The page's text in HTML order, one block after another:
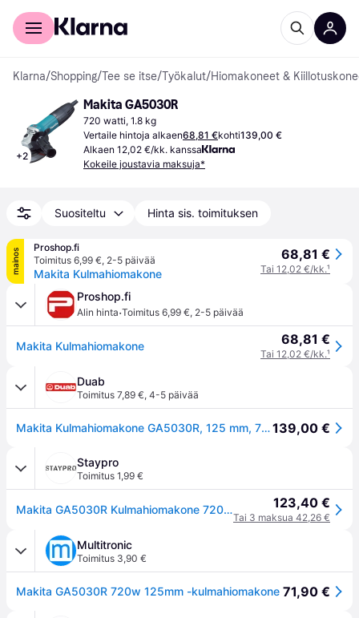
Kuluttajille
Klarna/Shopping/Tee se itse/Työkalut/Hiomakoneet &
+2
Makita GA5030R
720 watti, 1.8 kg
Vertaile hintoja alkaen68,81 €kohti139,00 €
Alkaen 12,02 €/kk. kanssa
Kokeile joustavia maksuja*
Suositeltu Hinta sis. toimituksen
mainos
Proshop.fi
Toimitus 6,99 €, 2-5 päivää
Makita Kulmahiomakone
68,81 €
Tai 12,02 €/kk.¹
Proshop.fi
Alin hinta·Toimitus 6,99 €, 2-5 päivää
Makita Kulmahiomakone 68,81 €
Tai 12,02 €/kk.¹
Duab
Toimitus 7,89 €, 4-5 päivää
Makita Kulmahiomakone GA5030R, 125 mm, 720 W, uudelleenkäynnistyssuoja139,00 €
Staypro
Toimitus 1,99 €
Makita GA5030R Kulmahiomakone 720 W, Koneet 123,40 €
Tai 3 maksua 42,26 €
Multitronic
Toimitus 3,90 €
Makita GA5030R 720w 125mm -kulmahiomakone 71,90 €